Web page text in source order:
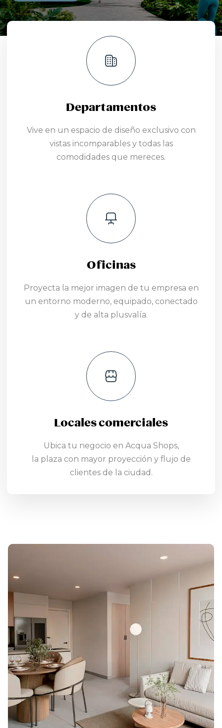
Departamentos
Vive en un espacio de diseño exclusivo con
vistas incomparables y todas las
comodidades que mereces.
Oficinas
Proyecta la mejor imagen de tu empresa en
un entorno moderno, equipado, conectado
y de alta plusvalía.
Locales comerciales
Ubica tu negocio en Acqua Shops,
la plaza con mayor proyección y flujo de
clientes de la ciudad.